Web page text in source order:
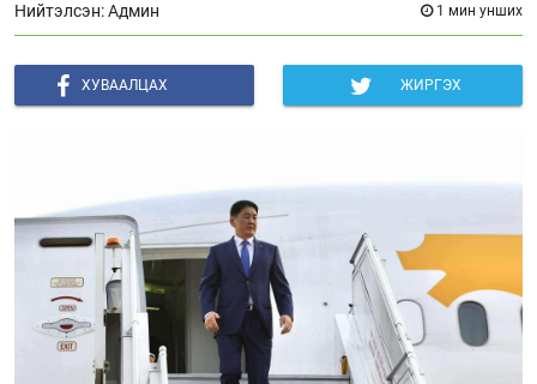
Нийтэлсэн: Админ 1 мин унших
ХУВААЛЦАХ ЖИРГЭХ